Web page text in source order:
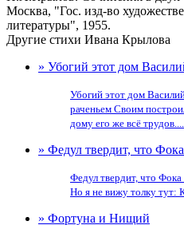
Москва, "Гос. изд-во
литературы", 1955.
Другие стихи Ивана Крылова
» Убогий этот дом
Убогий этот дом
раченьем Своим
дому его же всё трудов....
» Федул твердит, что
Федул твердит, что Фока
Но я не вижу толку тут:
» Фортуна и Нищий